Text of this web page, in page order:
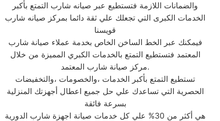
والضمانات اللازمة فتستطيع عبر صيانه شارب التمتع بأكبر
الخدمات الكبرى التي تجعلك علي ثقة دائما بمركز صيانه شارب
قويسنا
فيمكنك عبر الخط الساخن الخاص بخدمة عملاء صيانة شارب
المعتمد فتستطيع التمتع بالخدمات الكبري المميزة من خلال
مركز صيانة شارب المعتمد.
تستطيع التمتع بأكبر الخدمات ،والخصومات ،والتخفيضات
الحصرية التي تساعدك علي حل جميع اعطال أجهزتك المنزلية
بسرعة فائقة
هي أكثر من 30% علي كل خدمات صيانة اجهزة شارب الدورية